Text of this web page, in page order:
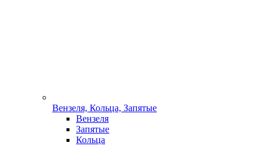
Вензеля, Кольца, Запятые
Вензеля
Запятые
Кольца